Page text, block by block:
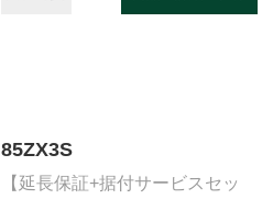
85ZX3S
【延長保証+据付サービスセッ